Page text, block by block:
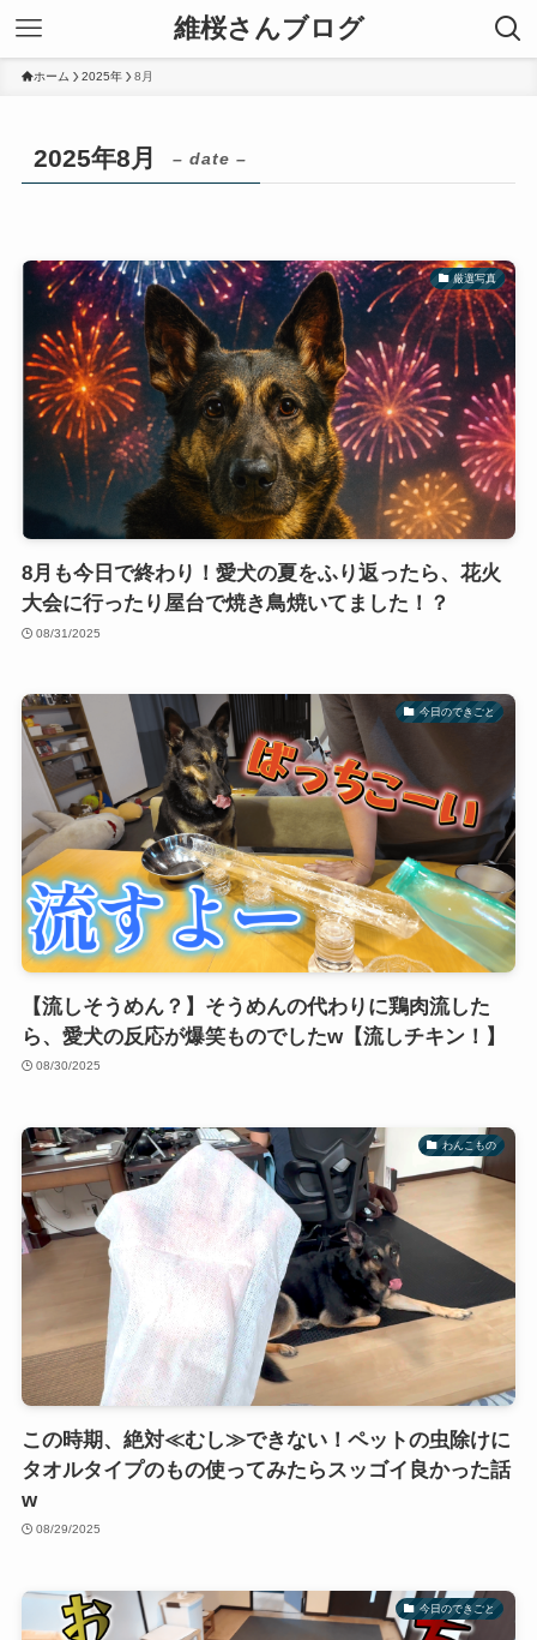
維桜さんブログ
ホーム 2025年 8月
2025年8月 – date –
厳選写真
8月も今日で終わり！愛犬の夏をふり返ったら、花火
大会に行ったり屋台で焼き鳥焼いてました！？
08/31/2025
今日のできごと
【流しそうめん？】そうめんの代わりに鶏肉流した
ら、愛犬の反応が爆笑ものでしたw【流しチキン！】
08/30/2025
わんこもの
この時期、絶対≪むし≫できない！ペットの虫除けに
タオルタイプのもの使ってみたらスッゴイ良かった話
w
08/29/2025
今日のできごと